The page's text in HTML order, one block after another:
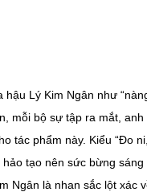
Lý Kim Ngân như
mỗi bộ sự tập ra mắt,
tác phẩm này. Kiểu “Đo
tạo nên sức bừng sáng
Ngân là nhan sắc lột xác